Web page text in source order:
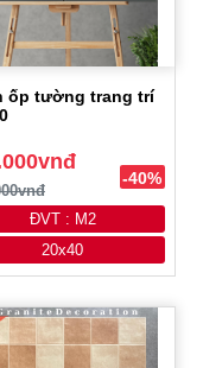
ốp tường trang trí
-40%
ĐVT : M2
20x40